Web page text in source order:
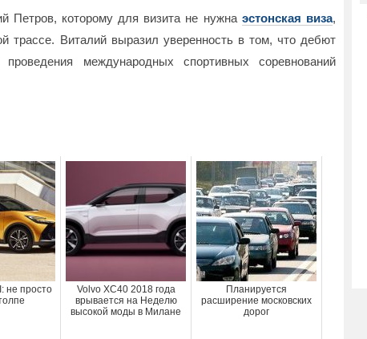
Петров, которому для визита не нужна эстонская виза,
трассе. Виталий выразил уверенность в том, что дебют
международных спортивных соревнований
не просто
Volvo XC40 2018 года
врывается на Неделю
высокой моды в Милане
Планируется
расширение московских
дорог